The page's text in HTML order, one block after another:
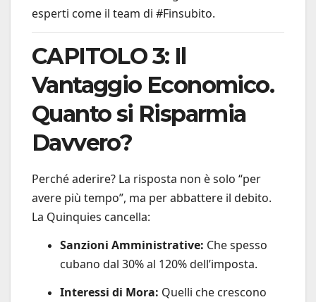
esperti come il team di #Finsubito.
CAPITOLO 3: Il
Vantaggio Economico.
Quanto si Risparmia
Davvero?
Perché aderire? La risposta non è solo “per
avere più tempo”, ma per abbattere il debito.
La Quinquies cancella:
Sanzioni Amministrative: Che spesso
cubano dal 30% al 120% dell’imposta.
Interessi di Mora: Quelli che crescono